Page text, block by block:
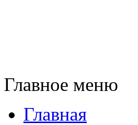
Главное меню
Главная